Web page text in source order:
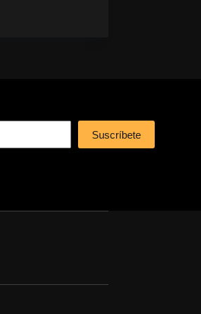
Suscríbete